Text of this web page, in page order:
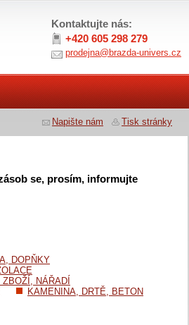
Kontaktujte nás:
+420 605 298 279
prodejna@brazda-univers.cz
Napište nám Tisk stránky
se, prosím, informujte
DOPŇKY
ZBOŽÍ, NÁŘADÍ
KAMENINA, DRTĚ, BETON